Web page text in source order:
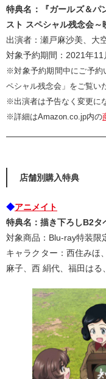
特典名：『ガールズ＆パ
スト スペシャル残念会
出演者：瀬戸麻沙美、大
対象予約期間：2021年
※対象予約期間中にご予約
ペシャル残念会」をご覧い
※出演者は予告なく変更に
※詳細はAmazon.co.jp内の
店舗別購入特典
◆アニメイト
特典名：描き下ろしB2タ
対象商品：Blu-ray特装限
キャラクター：西住みほ
麻子、西 絹代、福田は